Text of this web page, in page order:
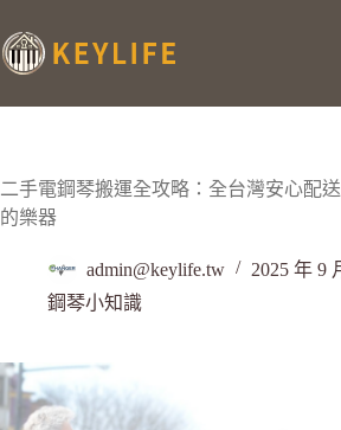
二手電鋼琴搬運全攻略：全台灣安心配
的樂器
admin@keylife.tw
2025 年 9
鋼琴小知識